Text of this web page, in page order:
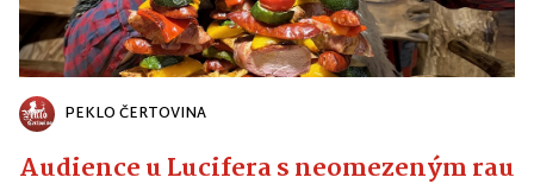
PEKLO ČERTOVINA
Audience u Lucifera s neomezeným